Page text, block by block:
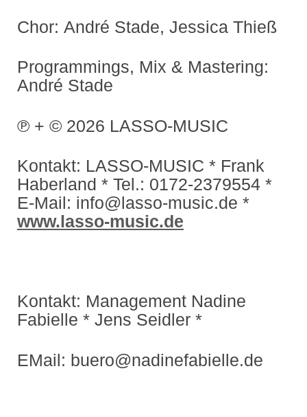
Chor: André Stade, Jessica Thieß
Programmings, Mix & Mastering:
André Stade
℗ + © 2026 LASSO-MUSIC
Kontakt: LASSO-MUSIC * Frank
Haberland * Tel.: 0172-2379554 *
E-Mail: info@lasso-music.de *
www.lasso-music.de
Kontakt: Management Nadine
Fabielle * Jens Seidler *
EMail: buero@nadinefabielle.de